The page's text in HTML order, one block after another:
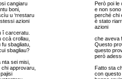
cangiaru
boni,
u ‘rrestaru
azioni
î carceratu.
ccà crollau,
sbagliatu,
sbagliau?
sei misi,
chi approvaru,
Però poi le
e non sono
perché chi
è stato
azioni
che aveva
Questo
questo
però
Fatto sta
con questo